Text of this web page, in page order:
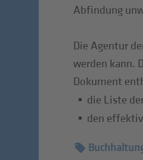
Abfindung
Die Agentur
werden kann.
Dokument
die Liste
den